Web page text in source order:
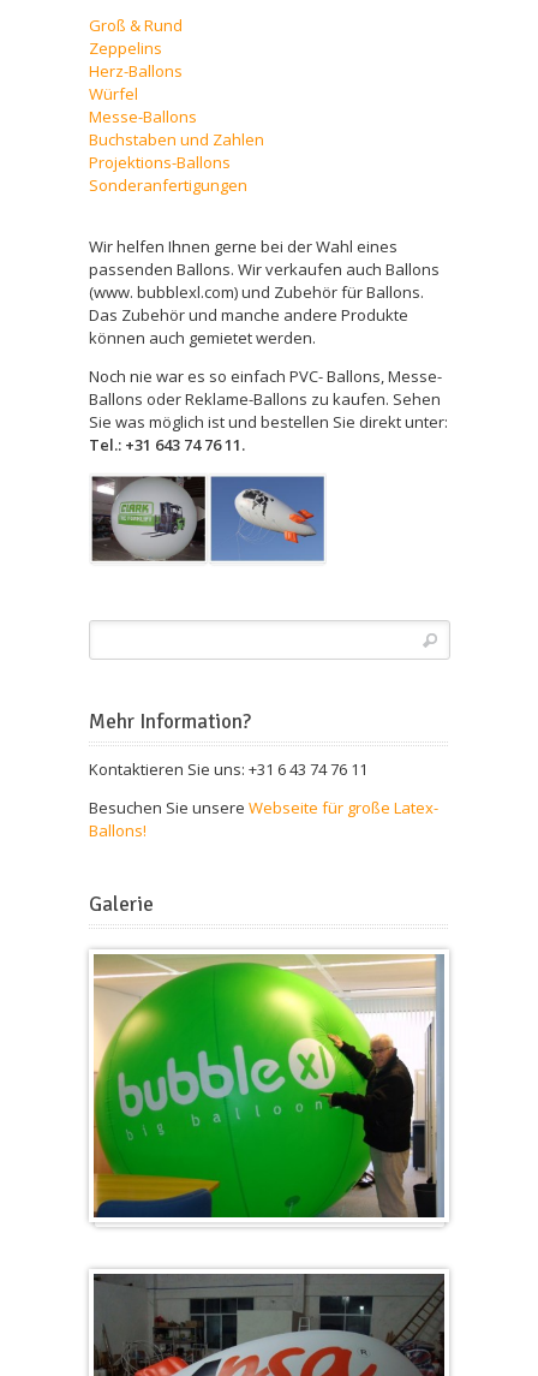
Groß & Rund
Zeppelins
Herz-Ballons
Würfel
Messe-Ballons
Buchstaben und Zahlen
Projektions-Ballons
Sonderanfertigungen
Wir helfen Ihnen gerne bei der Wahl eines
passenden Ballons. Wir verkaufen auch Ballons
(www. bubblexl.com) und Zubehör für Ballons.
Das Zubehör und manche andere Produkte
können auch gemietet werden.
Noch nie war es so einfach PVC- Ballons, Messe-
Ballons oder Reklame-Ballons zu kaufen. Sehen
Sie was möglich ist und bestellen Sie direkt unter:
Tel.: +31 643 74 76 11.
Mehr Information?
Kontaktieren Sie uns: +31 6 43 74 76 11
Besuchen Sie unsere Webseite für große Latex-
Ballons!
Galerie